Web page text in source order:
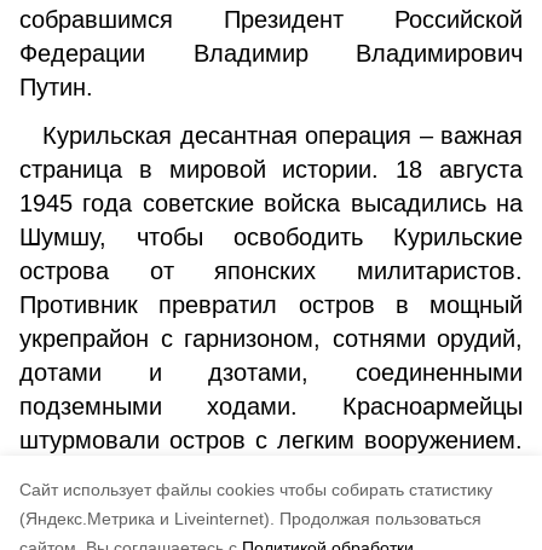
Cайт использует файлы cookies чтобы собирать статистику
(Яндекс.Метрика и Liveinternet).
Продолжая пользоваться
собравшимся Президент Российской
Федерации Владимир Владимирович
Путин.
Курильская десантная операция – важная
страница в мировой истории. 18 августа
1945 года советские войска высадились на
Шумшу, чтобы освободить Курильские
острова от японских милитаристов.
Противник превратил остров в мощный
укрепрайон с гарнизоном, сотнями орудий,
дотами и дзотами, соединенными
подземными ходами. Красноармейцы
штурмовали остров с легким вооружением.
десятикратное численное превосходство.